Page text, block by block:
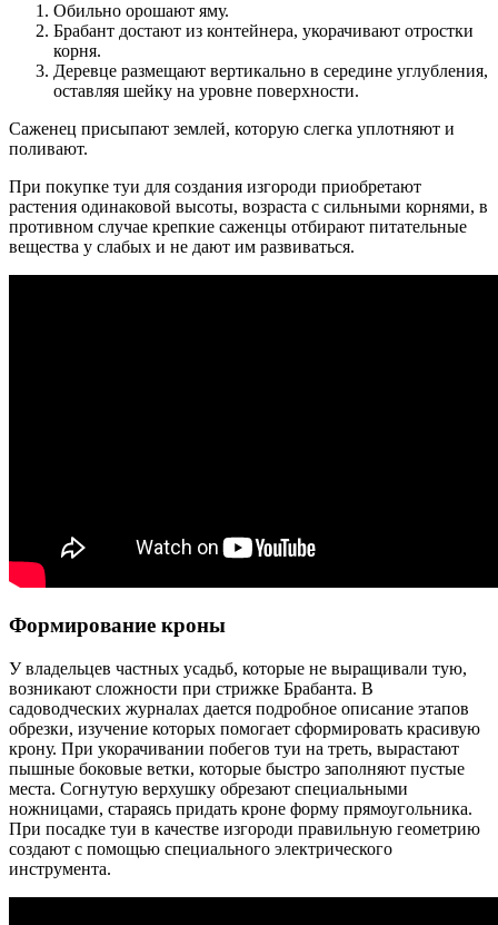
Обильно орошают яму.
Брабант достают из контейнера, укорачивают отростки
корня.
Деревце размещают вертикально в середине углубления,
оставляя шейку на уровне поверхности.
Саженец присыпают землей, которую слегка уплотняют и
поливают.
При покупке туи для создания изгороди приобретают
растения одинаковой высоты, возраста с сильными корнями, в
противном случае крепкие саженцы отбирают питательные
вещества у слабых и не дают им развиваться.
Формирование кроны
У владельцев частных усадьб, которые не выращивали тую,
возникают сложности при стрижке Брабанта. В
садоводческих журналах дается подробное описание этапов
обрезки, изучение которых помогает сформировать красивую
крону. При укорачивании побегов туи на треть, вырастают
пышные боковые ветки, которые быстро заполняют пустые
места. Согнутую верхушку обрезают специальными
ножницами, стараясь придать кроне форму прямоугольника.
При посадке туи в качестве изгороди правильную геометрию
создают с помощью специального электрического
инструмента.